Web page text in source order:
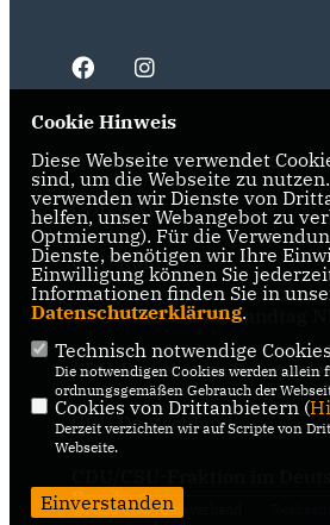
IMPRESSUM DATENSCHUTZ
CDU NRW
CDU Ruhr
CDU-Fraktion im Landtag
CDU-Fraktion im
CDU Deutschland
Bundestag
@2026 CDU Kreisverband
Cookie Hinweis
Diese Webseite verwendet
sind, um die Webseite zu
verwenden wir Dienste von
helfen, unser Webangebot zu
Optmierung). Für die
Dienste, benötigen wir Ihre
Einwilligung können Sie
Informationen finden Sie in
Datenschutzerklärung.
Technisch notwendige
Die notwendigen Cookies werden allein
ordnungsgemäßen Gebrauch der
Cookies von Drittanbietern (
Derzeit verzichten wir auf Scripte von
Webseite.
Einverstanden